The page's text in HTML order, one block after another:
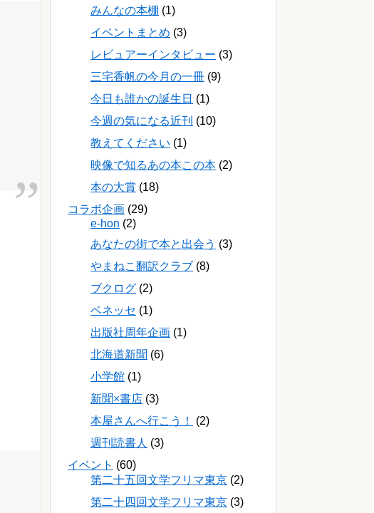
みんなの本棚 (1)
イベントまとめ (3)
レビュアーインタビュー (3)
三宅香帆の今月の一冊 (9)
今日も誰かの誕生日 (1)
今週の気になる近刊 (10)
教えてください (1)
映像で知るあの本この本 (2)
本の大賞 (18)
コラボ企画 (29)
e-hon (2)
あなたの街で本と出会う (3)
やまねこ翻訳クラブ (8)
ブクログ (2)
ベネッセ (1)
出版社周年企画 (1)
北海道新聞 (6)
小学館 (1)
新聞×書店 (3)
本屋さんへ行こう！
(2)
週刊読書人 (3)
イベント (60)
第二十五回文学フリマ東京 (2)
第二十四回文学フリマ東京 (3)